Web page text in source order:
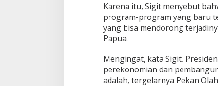
Karena itu, Sigit menyebut
program-program yang baru
yang bisa mendorong
Papua.
Mengingat, kata Sigit,
perekonomian dan
adalah, tergelarnya Pekan